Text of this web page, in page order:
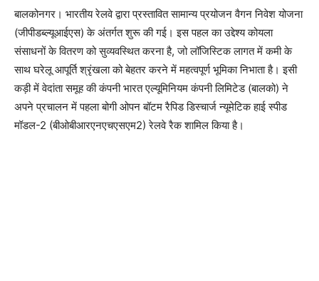
बालकोनगर। भारतीय रेलवे द्वारा प्रस्तावित सामान्य प्रयोजन वैगन निवेश योजना
(जीपीडब्ल्यूआईएस) के अंतर्गत शुरू की गई। इस पहल का उद्देश्य कोयला
संसाधनों के वितरण को सुव्यवस्थित करना है, जो लॉजिस्टिक लागत में कमी के
साथ घरेलू आपूर्ति श्रृंखला को बेहतर करने में महत्वपूर्ण भूमिका निभाता है। इसी
कड़ी में वेदांता समूह की कंपनी भारत एल्यूमिनियम कंपनी लिमिटेड (बालको) ने
अपने प्रचालन में पहला बोगी ओपन बॉटम रैपिड डिस्चार्ज न्यूमेटिक हाई स्पीड
मॉडल-2 (बीओबीआरएनएचएसएम2) रेलवे रैक शामिल किया है।